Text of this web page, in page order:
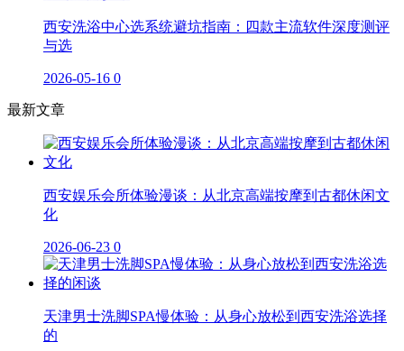
西安洗浴中心选系统避坑指南：四款主流软件深度测评
与选
2026-05-16 0
最新文章
西安娱乐会所体验漫谈：从北京高端按摩到古都休闲文
化
2026-06-23 0
天津男士洗脚SPA慢体验：从身心放松到西安洗浴选择
的